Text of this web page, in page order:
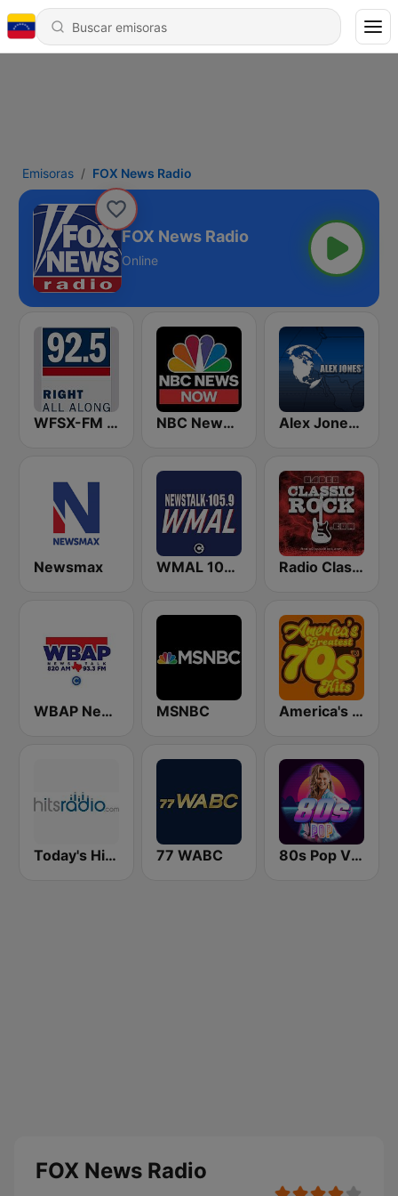
Emisoras FOX News Radio
FOX News Radio
Online
WFSX-FM 92.5 Right All Along (US Only) NBC News Now Alex Jones - Infowars.com
Newsmax WMAL 105.9 FM Radio Classic Rock
WBAP News / Talk 820 AM and 96.7 FM MSNBC America's Greatest 70s Hits
Today's Hits Radio 77 WABC 80s Pop Vibes
FOX News Radio